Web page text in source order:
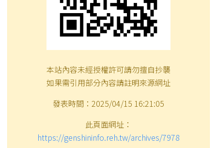
本站內容未經授權許可請勿擅自抄襲
如果需引用部分內容請註明來源網址
發表時間：2025/04/15 16:21:05
此頁面網址：
https://genshininfo.reh.tw/archives/7978